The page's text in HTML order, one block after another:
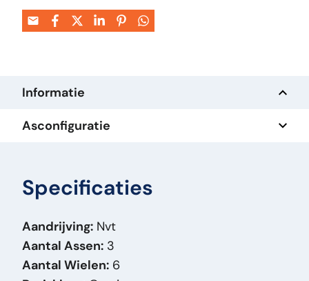
Informatie
Asconfiguratie
Specificaties
Aandrijving: Nvt
Aantal Assen: 3
Aantal Wielen: 6